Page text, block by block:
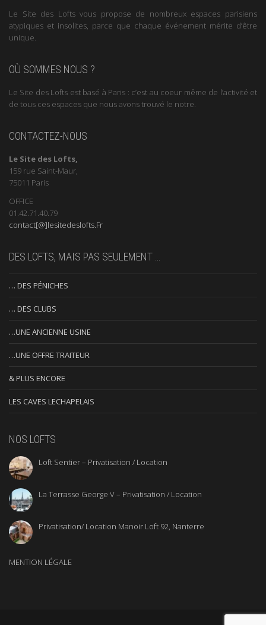
Le Site des Lofts vous propose de nombreux espaces parisiens
atypiques et insolites, parce que chaque événement mérite d’être
unique.
OÙ SOMMES NOUS ?
Le Site des Lofts est basé à Paris : c’est au coeur même de l’activité et
de tous ces espaces que nous avons trouvé le notre.
CONTACTEZ-NOUS
Le Site des Lofts,
159 rue Saint-Maur,
75011 Paris
OFFICE
01.42.71.40.79
contact[@]lesitedeslofts.Fr
DES LOFTS, MAIS PAS SEULEMENT …
… DES PÉNICHES
… DES CLUBS
…UNE ANCIENNE USINE
…UNE OFFRE TRAITEUR
& PLUS ENCORE
LES CAVES LECHAPELAIS
NOS LOFTS
Loft Sentier – Privatisation / Location
La Terrasse George V – Privatisation / Location
Privatisation/ Location Manoir Loft 92, Nanterre
MENTION LÉGALE